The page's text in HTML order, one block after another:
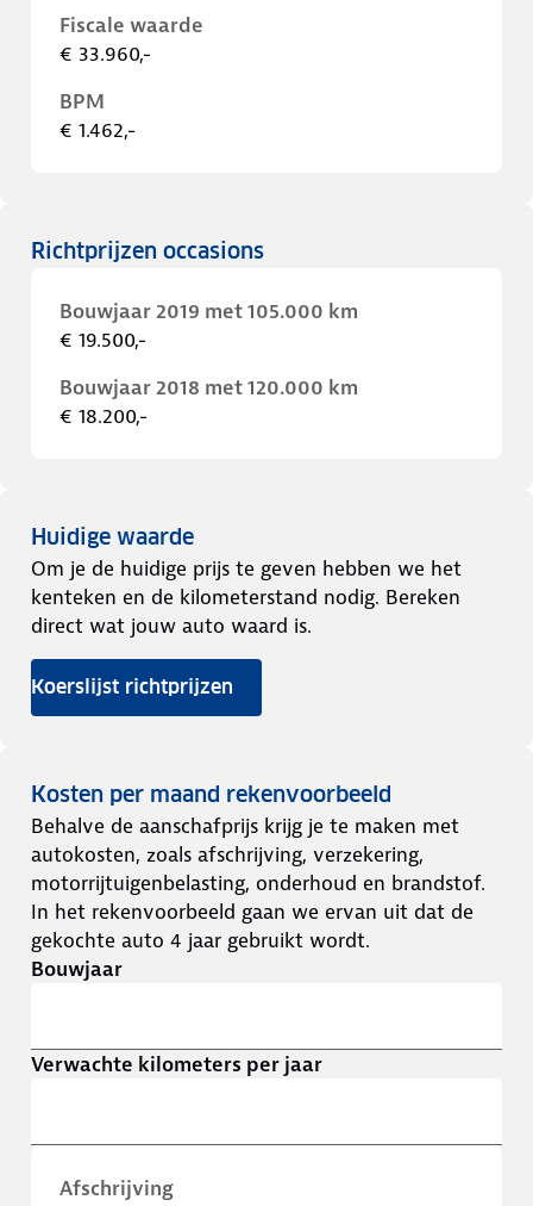
Fiscale waarde
€ 33.960,-
BPM
€ 1.462,-
Richtprijzen occasions
Bouwjaar 2019 met 105.000 km
€ 19.500,-
Bouwjaar 2018 met 120.000 km
€ 18.200,-
Huidige waarde
Om je de huidige prijs te geven hebben we het
kenteken en de kilometerstand nodig. Bereken
direct wat jouw auto waard is.
Koerslijst richtprijzen
Kosten per maand rekenvoorbeeld
Behalve de aanschafprijs krijg je te maken met
autokosten, zoals afschrijving, verzekering,
motorrijtuigenbelasting, onderhoud en brandstof.
In het rekenvoorbeeld gaan we ervan uit dat de
gekochte auto 4 jaar gebruikt wordt.
Bouwjaar
Verwachte kilometers per jaar
Afschrijving